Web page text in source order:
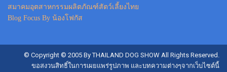
สมาคมอุตสาหกรรมผลิตภัณฑ์สัตว์เลี้ยงไทย
Blog Focus By น้องโฟกัส
© Copyright © 2005 By THAILAND DOG SHOW All Rights Reserved.
ขอสงวนสิทธิ์ในการเผยแพร่รูปภาพ และบทความต่างๆจากเว็บไซต์นี้